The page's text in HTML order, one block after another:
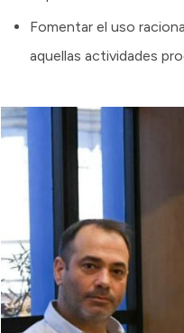
Fomentar el uso
aquellas actividades